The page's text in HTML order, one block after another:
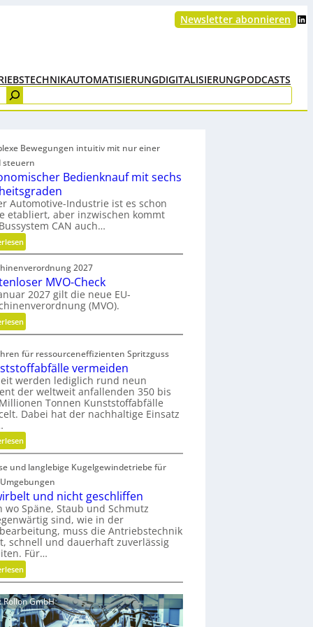
Newsletter abonnieren LinkedIn
AUTOMATISIERUNGDIGITALISIERUNGPODCASTS
Bewegungen intuitiv mit nur einer
steuern
Bedienknauf mit sechs
Automotive-Industrie ist es schon
etabliert, aber inzwischen kommt
CAN auch…
:
E
r
g
o
n
o
m
s
c
h
e
r
e
d
i
e
n
k
n
a
u
f
m
i
t
s
2027
MVO-Check
2027 gilt die neue EU-
(MVO).
:
K
t
e
n
l
s
e
r
M
V
O
-
C
h
e
c
für ressourceneffizienten Spritzguss
vermeiden
werden lediglich rund neun
der weltweit anfallenden 350 bis
Tonnen Kunststoffabfälle
Dabei hat der nachhaltige Einsatz
:
K
u
n
s
t
s
t
o
f
f
a
b
f
und langlebige Kugelgewindetriebe für
und nicht geschliffen
wo Späne, Staub und Schmutz
sind, wie in der
muss die Antriebstechnik
schnell und dauerhaft zuverlässig
Für…
:
G
e
w
i
Rollon GmbH